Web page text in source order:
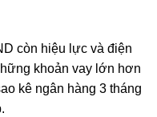
còn hiệu lực và điện
khoản vay lớn hơn
kê ngân hàng 3 tháng